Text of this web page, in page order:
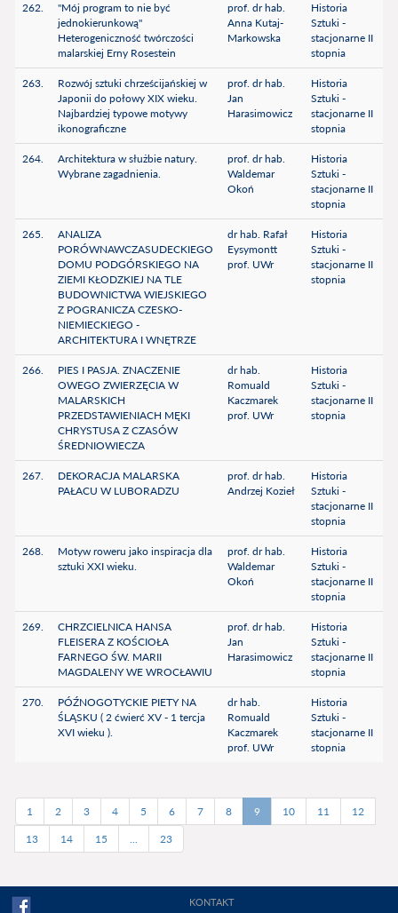
262.
"Mój program to nie być
jednokierunkową"
Heterogeniczność twórczości
malarskiej Erny Rosestein
prof. dr hab.
Anna Kutaj-
Markowska
Historia
Sztuki -
stacjonarne II
stopnia
263.
Rozwój sztuki chrześcijańskiej w
Japonii do połowy XIX wieku.
Najbardziej typowe motywy
ikonograficzne
prof. dr hab.
Jan
Harasimowicz
Historia
Sztuki -
stacjonarne II
stopnia
264.
Architektura w służbie natury.
Wybrane zagadnienia.
prof. dr hab.
Waldemar
Okoń
Historia
Sztuki -
stacjonarne II
stopnia
265.
ANALIZA
PORÓWNAWCZASUDECKIEGO
DOMU PODGÓRSKIEGO NA
ZIEMI KŁODZKIEJ NA TLE
BUDOWNICTWA WIEJSKIEGO
Z POGRANICZA CZESKO-
NIEMIECKIEGO -
ARCHITEKTURA I WNĘTRZE
dr hab. Rafał
Eysymontt
prof. UWr
Historia
Sztuki -
stacjonarne II
stopnia
266.
PIES I PASJA. ZNACZENIE
OWEGO ZWIERZĘCIA W
MALARSKICH
PRZEDSTAWIENIACH MĘKI
CHRYSTUSA Z CZASÓW
ŚREDNIOWIECZA
dr hab.
Romuald
Kaczmarek
prof. UWr
Historia
Sztuki -
stacjonarne II
stopnia
267.
DEKORACJA MALARSKA
PAŁACU W LUBORADZU
prof. dr hab.
Andrzej Kozieł
Historia
Sztuki -
stacjonarne II
stopnia
268.
Motyw roweru jako inspiracja dla
sztuki XXI wieku.
prof. dr hab.
Waldemar
Okoń
Historia
Sztuki -
stacjonarne II
stopnia
269.
CHRZCIELNICA HANSA
FLEISERA Z KOŚCIOŁA
FARNEGO ŚW. MARII
MAGDALENY WE WROCŁAWIU
prof. dr hab.
Jan
Harasimowicz
Historia
Sztuki -
stacjonarne II
stopnia
270.
PÓŹNOGOTYCKIE PIETY NA
ŚLĄSKU ( 2 ćwierć XV - 1 tercja
XVI wieku ).
dr hab.
Romuald
Kaczmarek
prof. UWr
Historia
Sztuki -
stacjonarne II
stopnia
1 2 3 4 5 6 7 8 9 10 11 12
13 14 15 ... 23
KONTAKT